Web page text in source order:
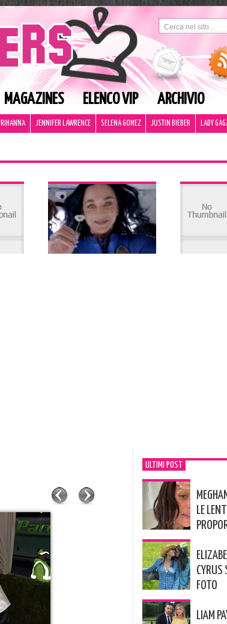
MAGAZINES ELENCO VIP ARCHIVIO
RIHANNA JENNIFER LAWRENCE SELENA GOMEZ JUSTIN BIEBER LADY
ULTIMI POST
LE
CYRUS
FOTO
LIAM